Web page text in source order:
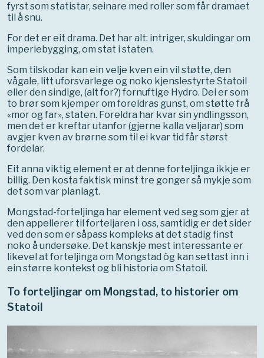
fyrst som statistar, seinare med roller som får dramaet
til å snu.
For det er eit drama. Det har alt: intriger, skuldingar om
imperiebygging, om stat i staten.
Som tilskodar kan ein velje kven ein vil støtte, den
vågale, litt uforsvarlege og noko kjenslestyrte Statoil
eller den sindige, (alt for?) fornuftige Hydro. Dei er som
to brør som kjemper om foreldras gunst, om støtte frå
«mor og far», staten. Foreldra har kvar sin yndlingsson,
men det er kreftar utanfor (gjerne kalla veljarar) som
avgjer kven av brørne som til ei kvar tid får størst
fordelar.
Eit anna viktig element er at denne forteljinga ikkje er
billig. Den kosta faktisk minst tre gonger så mykje som
det som var planlagt.
Mongstad-forteljinga har element ved seg som gjer at
den appellerer til forteljaren i oss, samtidig er det sider
ved den som er såpass kompleks at det stadig finst
noko å undersøke. Det kanskje mest interessante er
likevel at forteljinga om Mongstad òg kan settast inn i
ein større kontekst og bli historia om Statoil.
To forteljingar om Mongstad, to historier om
Statoil